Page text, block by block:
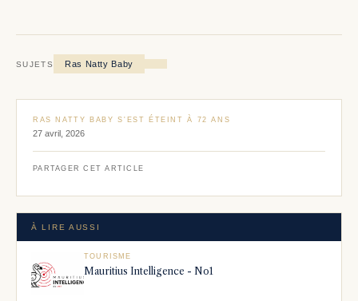
SUJETS Ras Natty Baby
RAS NATTY BABY S'EST ÉTEINT À 72 ANS
27 avril, 2026
PARTAGER CET ARTICLE
À LIRE AUSSI
TOURISME
Mauritius Intelligence - No1